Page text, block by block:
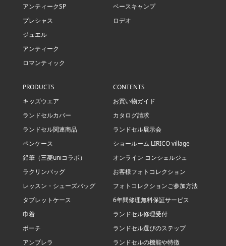
アンティークSP
プレシャス
ジュエル
アンティーク
ロマンティック
ベースキャンプ
ロデオ
PRODUCTS
キッズウエア
ランドセルカバー
ランドセル関連商品
ペンケース
鉛筆（三菱uniコラボ）
ラクリンバッグ
レッスン・シューズバッグ
タブレットケース
巾着
ポーチ
アンブレラ
CONTENTS
お買い物ガイド
カタログ請求
ランドセル展示会
ショールーム LIRICO village
オンライン コンシェルジュ
お客様フォトコレクション
フォトコレクションご参加方法
6年間修理無料保証サービス
ランドセル修理受付
ランドセル選びのステップ
ランドセルの機能や特徴